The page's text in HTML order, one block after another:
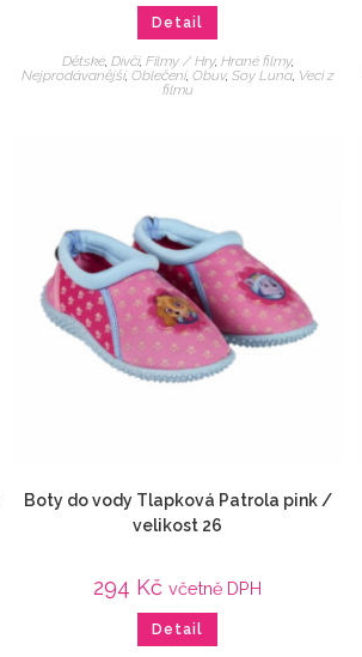
Detail
Dětské, Dívčí, Filmy / Hry, Hrané filmy,
Nejprodávanější, Oblečení, Obuv, Soy Luna, Veci z
filmu
Boty do vody Tlapková Patrola pink /
velikost 26
294 Kč včetně DPH
Detail